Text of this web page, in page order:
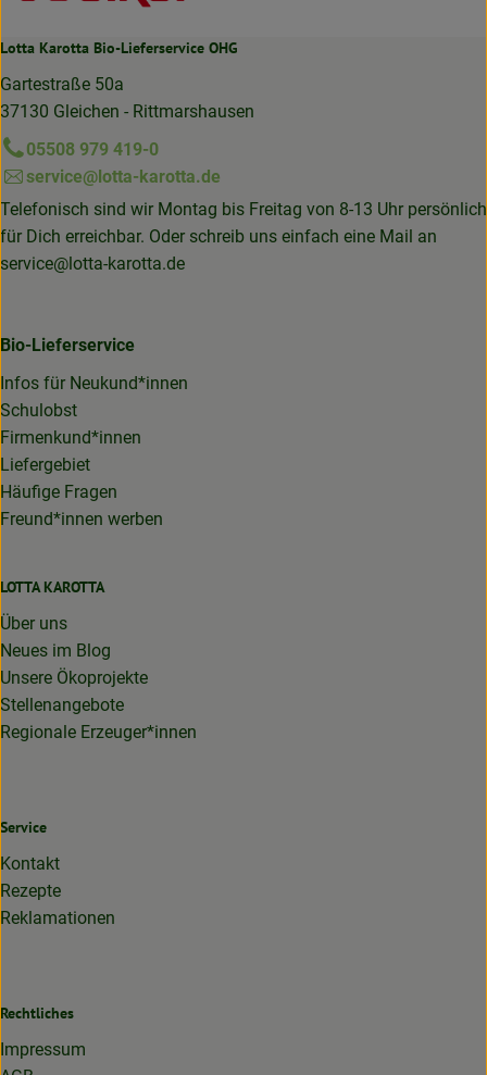
Lotta Karotta Bio-Lieferservice OHG
Gartestraße 50a
37130 Gleichen - Rittmarshausen
05508 979 419-0
service@lotta-karotta.de
Telefonisch sind wir Montag bis Freitag von 8-13 Uhr persönlich
für Dich erreichbar. Oder schreib uns einfach eine Mail an
service@lotta-karotta.de
Bio-Lieferservice
Infos für Neukund*innen
Schulobst
Firmenkund*innen
Liefergebiet
Häufige Fragen
Freund*innen werben
LOTTA KAROTTA
Über uns
Neues im Blog
Unsere Ökoprojekte
Stellenangebote
Regionale Erzeuger*innen
Service
Kontakt
Rezepte
Reklamationen
Rechtliches
Impressum